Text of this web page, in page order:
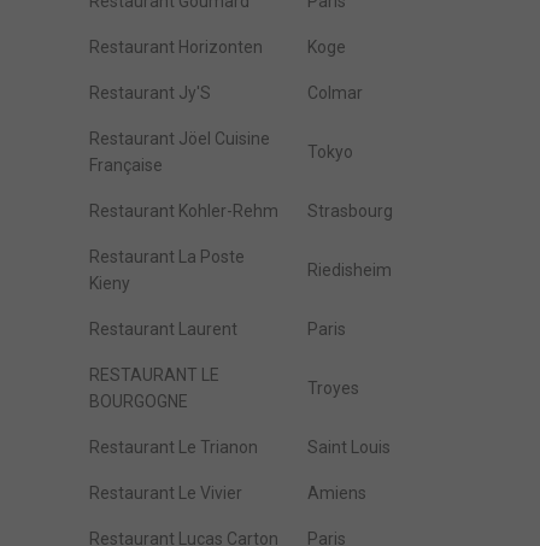
Restaurant Horizonten Koge
Restaurant Jy'S Colmar
Restaurant Jöel Cuisine
Française
Tokyo
Restaurant Kohler-Rehm Strasbourg
Restaurant La Poste
Kieny
Riedisheim
Restaurant Laurent Paris
RESTAURANT LE
BOURGOGNE
Troyes
Restaurant Le Trianon Saint Louis
Restaurant Le Vivier Amiens
Restaurant Lucas Carton Paris